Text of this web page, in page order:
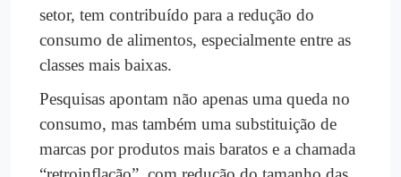
setor, tem contribuído para a redução do
consumo de alimentos, especialmente entre as
classes mais baixas.
Pesquisas apontam não apenas uma queda no
consumo, mas também uma substituição de
marcas por produtos mais baratos e a chamada